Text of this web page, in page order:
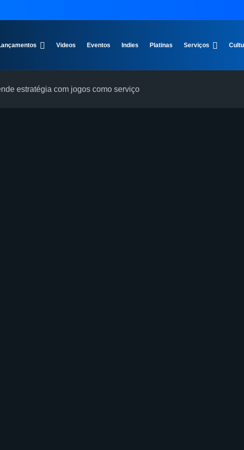
Videos Eventos Indies Platinas Serviços
estratégia com jogos como serviço